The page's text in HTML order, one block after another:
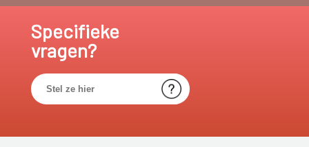
Specifieke
vragen?